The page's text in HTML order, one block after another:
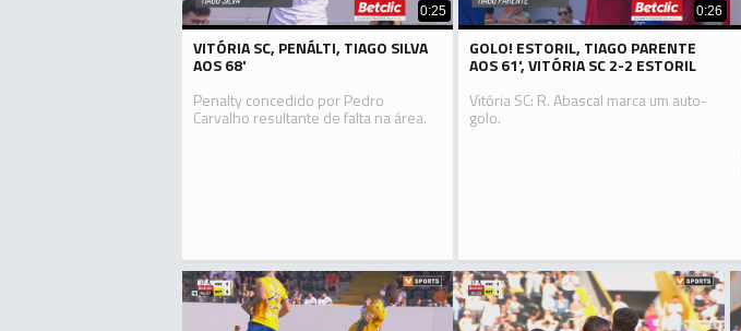
0:25
VITÓRIA SC, PENÁLTI, TIAGO SILVA
AOS 68'
Penalty concedido por Pedro
Carvalho resultante de falta na área.
0:26
GOLO! ESTORIL, TIAGO PARENTE
AOS 61', VITÓRIA SC 2-2 ESTORIL
Vitória SC: R. Abascal marca um auto-
golo.